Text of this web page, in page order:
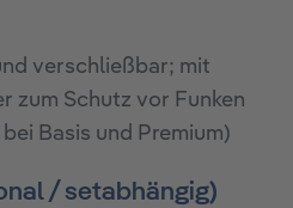
verschließbar; mit
zum Schutz vor Funken
Basis und Premium)
/ setabhängig)